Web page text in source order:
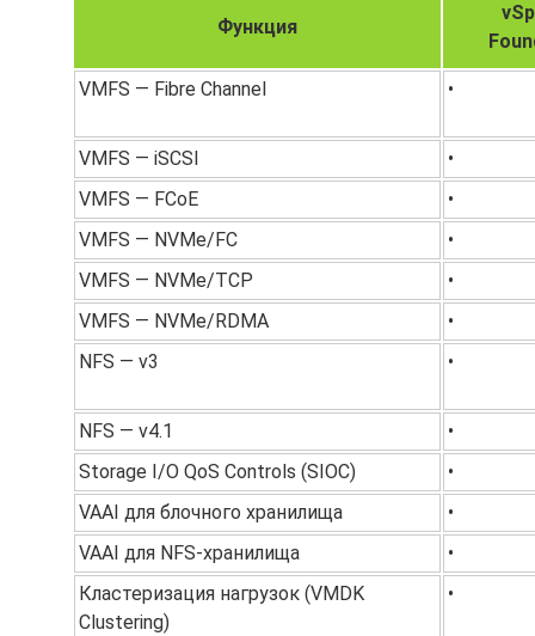
Функция
VMFS — Fibre Channel •
VMFS — iSCSI
•
VMFS — FCoE
•
VMFS — NVMe/FC
•
VMFS — NVMe/TCP
•
VMFS — NVMe/RDMA
•
NFS — v3
•
NFS — v4.1
•
Storage I/O QoS Controls (SIOC)
•
VAAI для блочного хранилища
•
VAAI для NFS-хранилища
•
Кластеризация нагрузок (VMDK
Clustering)
•